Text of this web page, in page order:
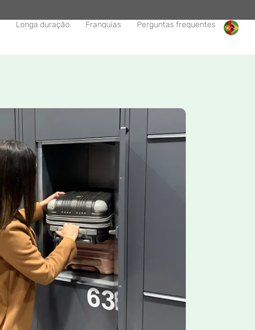
Longa duração Franquias Perguntas frequentes